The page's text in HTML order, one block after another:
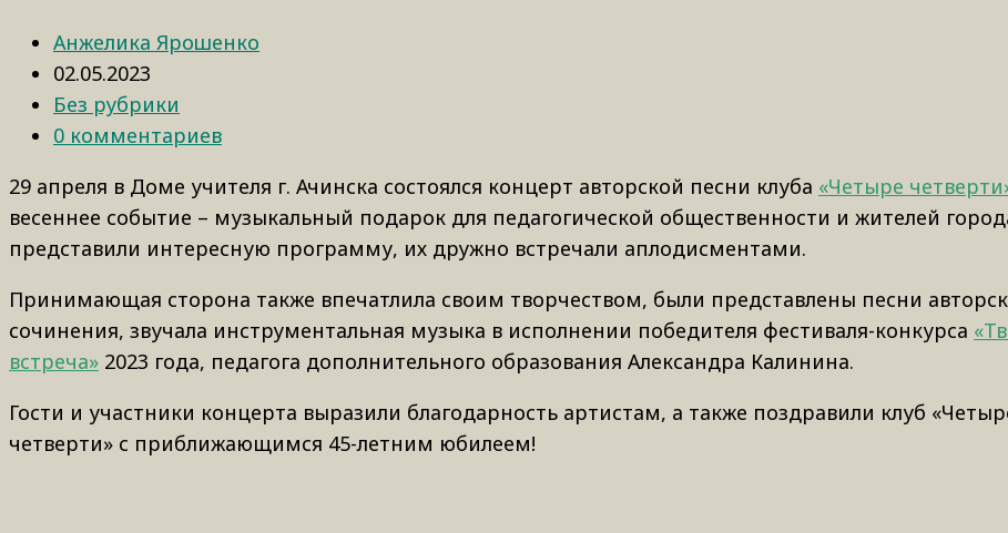
Анжелика Ярошенко
02.05.2023
Без рубрики
0 комментариев
29 апреля в Доме учителя г. Ачинска состоялся концерт авторской песни клуба «Четыре
весеннее событие – музыкальный подарок для педагогической общественности и жителей
представили интересную программу, их дружно встречали аплодисментами.
Принимающая сторона также впечатлила своим творчеством, были представлены песни
сочинения, звучала инструментальная музыка в исполнении победителя фестиваля-конкурса
встреча» 2023 года, педагога дополнительного образования Александра Калинина.
Гости и участники концерта выразили благодарность артистам, а также поздравили клуб
четверти» с приближающимся 45-летним юбилеем!